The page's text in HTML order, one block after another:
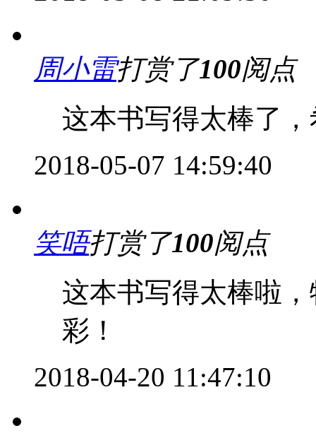
周小雷打赏了100阅点
这本书写得太棒了
2018-05-07 14:59:40
笑唔打赏了100阅点
这本书写得太棒啦
彩！
2018-04-20 11:47:10